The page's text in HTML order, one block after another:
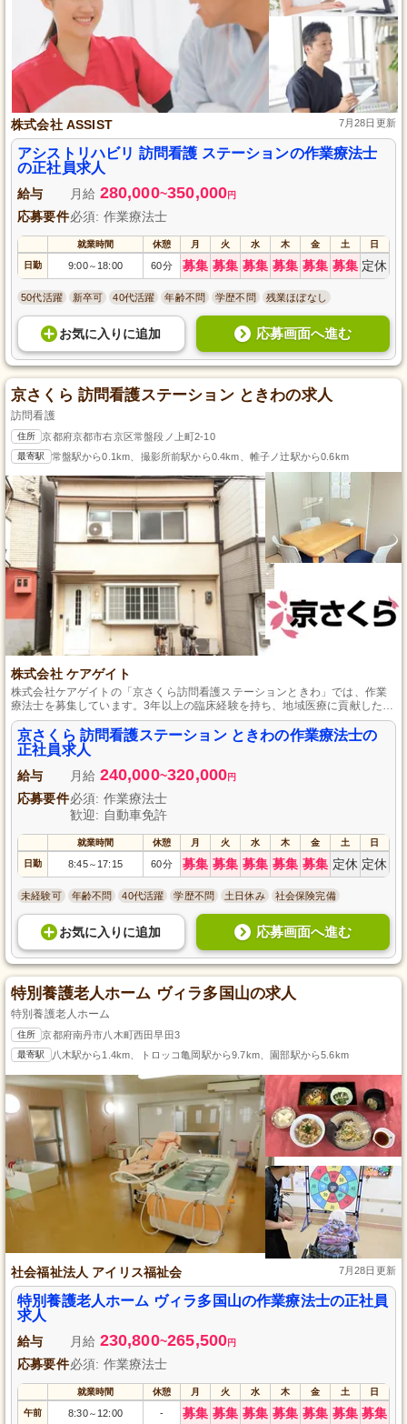
株式会社 ASSIST 7月28日更新
アシストリハビリ 訪問看護 ステーションの作業療法士
の正社員求人
給与 月給 280,000~350,000円
応募要件必須: 作業療法士
就業時間 休憩 月 火 水 木 金 土 日
日勤 9:00～ 18:00 60分 募集 募集 募集 募集 募集 募集 定休
50代活躍 新卒可 40代活躍 年齢不問 学歴不問 残業ほぼなし
お気に入り に追加 応募画面へ進む
京さくら 訪問看護ステーション ときわの求人
訪問看護
住所 京都府京都市右京区常盤段ノ上町2-10
最寄駅 常盤駅から0.1km、撮影所前駅から0.4km、帷子ノ辻駅から0.6km
株式会社 ケアゲイト
株式会社ケアゲイトの「京さくら訪問看護ステーションときわ」では、作業
療法士を募集しています。3年以上の臨床経験を持ち、地域医療に貢献したい
方を対象としています。京都市右京区の落ち着いた環境で、利用者一人ひと
りに合わせたリハビリプランを作成し、ご自宅での生活をサポートします。
ワークライフバランスを大切にし、安定した勤務環境を提供します。正社員
として、地域医療の発展に一緒に貢献しませんか？
京さくら 訪問看護ステーション ときわの作業療法士の
正社員求人
給与 月給 240,000~320,000円
応募要件必須: 作業療法士
歓迎: 自動車免許
就業時間 休憩 月 火 水 木 金 土 日
日勤 8:45～ 17:15 60分 募集 募集 募集 募集 募集 定休 定休
未経験可 年齢不問 40代活躍 学歴不問 土日休み 社会保険完備
お気に入り に追加 応募画面へ進む
特別養護老人ホーム ヴィラ多国山の求人
特別養護老人ホーム
住所 京都府南丹市八木町西田早田3
最寄駅 八木駅から1.4km、トロッコ亀岡駅から9.7km、園部駅から5.6km
社会福祉法人 アイリス福祉会 7月28日更新
特別養護老人ホーム ヴィラ多国山の作業療法士の正社員
求人
給与 月給 230,800~265,500円
応募要件必須: 作業療法士
就業時間 休憩 月 火 水 木 金 土 日
午前 8:30～ 12:00 - 募集 募集 募集 募集 募集 募集 募集